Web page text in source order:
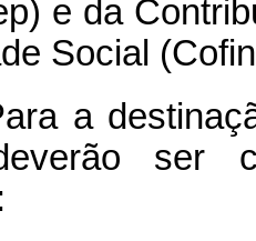
e da
Social
a
ser